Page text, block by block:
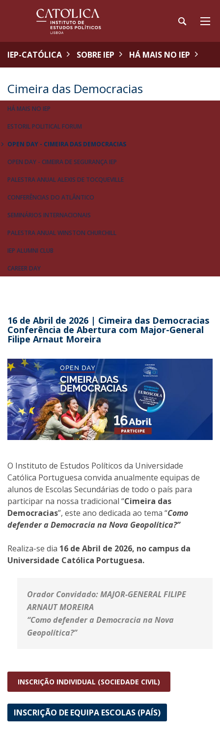
IEP-CATÓLICA SOBRE IEP HÁ MAIS NO IEP
Cimeira das Democracias
HÁ MAIS NO IEP
ESTORIL POLITICAL FORUM
OPEN DAY - CIMEIRA DAS DEMOCRACIAS
OPEN DAY - CIMEIRA DE SEGURANÇA IEP
PALESTRA ANUAL ALEXIS DE TOCQUEVILLE
CONFERÊNCIAS DO ATLÂNTICO
SEMINÁRIOS INTERNACIONAIS
PALESTRA ANUAL WINSTON CHURCHILL
IEP ALUMNI CLUB
CAREER DAY
16 de Abril de 2026 | Cimeira das Democracias
Conferência de Abertura com Major-General
Filipe Arnaut Moreira
O Instituto de Estudos Políticos da Universidade
Católica Portuguesa convida anualmente equipas de
alunos de Escolas Secundárias de todo o país para
participar na nossa tradicional “Cimeira das
Democracias”, este ano dedicada ao tema “Como
defender a Democracia na Nova Geopolítica?”
Realiza-se dia 16 de Abril de 2026, no campus da
Universidade Católica Portuguesa.
Orador Convidado: MAJOR-GENERAL FILIPE
ARNAUT MOREIRA
“Como defender a Democracia na Nova
Geopolítica?”
INSCRIÇÃO INDIVIDUAL (SOCIEDADE CIVIL)
INSCRIÇÃO DE EQUIPA ESCOLAS (PAÍS)